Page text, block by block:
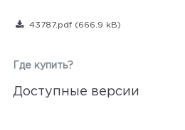
43787.pdf(666.9 kB)
Где купить?
Доступные версии